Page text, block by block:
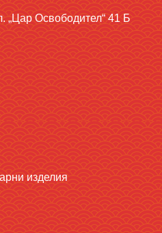
„Цар Освободител“ 41 Б
изделия